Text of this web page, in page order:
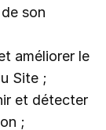
son
améliorer le
Site ;
et détecter
;